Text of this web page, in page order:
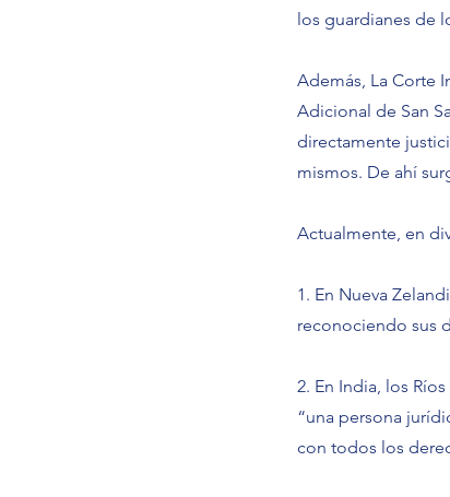
los guardianes de
Además, La Corte
Adicional de San
directamente
mismos. De ahí
Actualmente, en
1. En Nueva
reconociendo sus
2. En India, los
“una persona
con todos los